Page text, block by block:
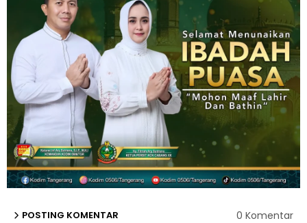
POSTING KOMENTAR 0 Komentar